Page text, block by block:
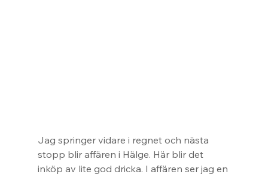
Jag springer vidare i regnet och nästa
stopp blir affären i Hälge. Här blir det
inköp av lite god dricka. I affären ser jag en